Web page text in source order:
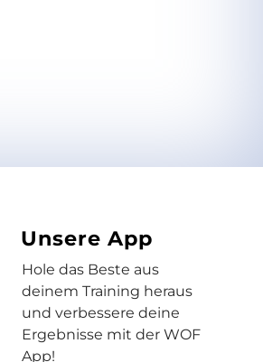
Unsere App
Hole das Beste aus
deinem Training heraus
und verbessere deine
Ergebnisse mit der WOF
App!